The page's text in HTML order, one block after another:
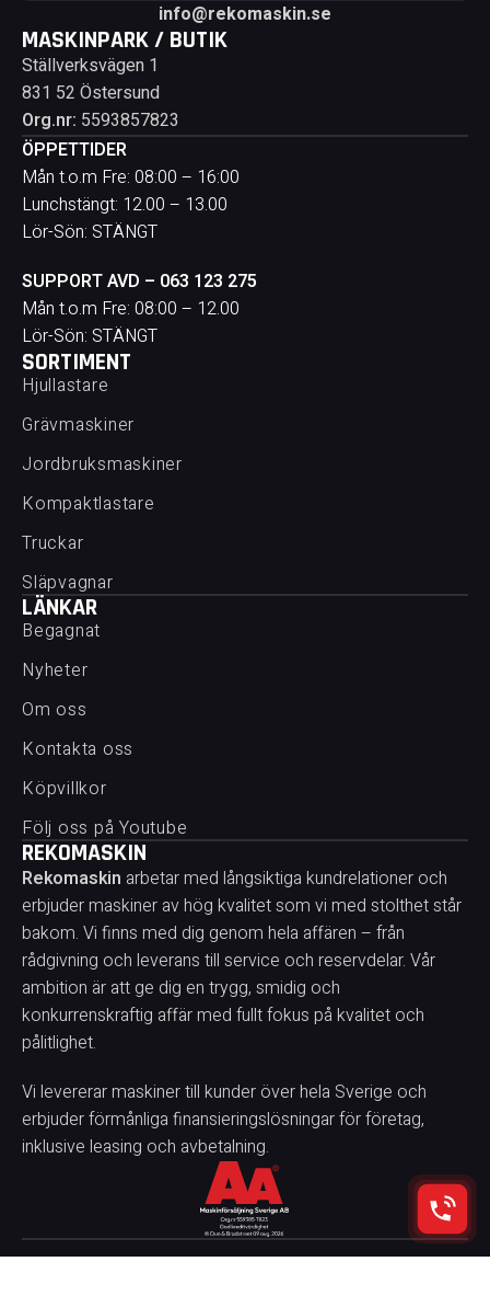
info@rekomaskin.se
MASKINPARK / BUTIK
Ställverksvägen 1
831 52 Östersund
Org.nr: 5593857823
ÖPPETTIDER
Mån t.o.m Fre: 08:00 – 16:00
Lunchstängt: 12.00 – 13.00
Lör-Sön: STÄNGT
SUPPORT AVD – 063 123 275
Mån t.o.m Fre: 08:00 – 12.00
Lör-Sön: STÄNGT
SORTIMENT
Hjullastare
Grävmaskiner
Jordbruksmaskiner
Kompaktlastare
Truckar
Släpvagnar
LÄNKAR
Begagnat
Nyheter
Om oss
Kontakta oss
Köpvillkor
Följ oss på Youtube
REKOMASKIN
Rekomaskin arbetar med långsiktiga kundrelationer och
erbjuder maskiner av hög kvalitet som vi med stolthet står
bakom. Vi finns med dig genom hela affären – från
rådgivning och leverans till service och reservdelar. Vår
ambition är att ge dig en trygg, smidig och
konkurrenskraftig affär med fullt fokus på kvalitet och
pålitlighet.
Vi levererar maskiner till kunder över hela Sverige och
erbjuder förmånliga finansieringslösningar för företag,
inklusive leasing och avbetalning.